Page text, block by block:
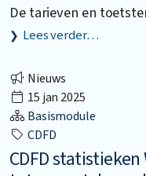
De tarieven en
Lees verder…
Nieuws
15 jan 2025
Basismodule
CDFD
CDFD